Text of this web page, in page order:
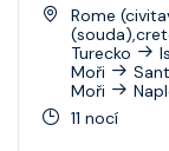
Rome
Turecko
Moři
Moři
11 nocí